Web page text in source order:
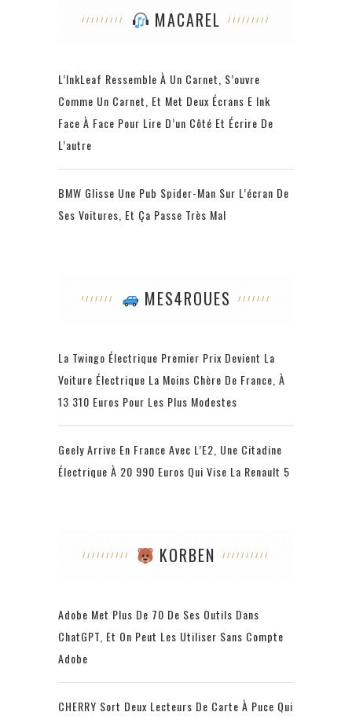
MACAREL
L’InkLeaf Ressemble À Un Carnet, S’ouvre
Comme Un Carnet, Et Met Deux Écrans E Ink
Face À Face Pour Lire D’un Côté Et Écrire De
L’autre
BMW Glisse Une Pub Spider-Man Sur L’écran De
Ses Voitures, Et Ça Passe Très Mal
MES4ROUES
La Twingo Électrique Premier Prix Devient La
Voiture Électrique La Moins Chère De France, À
13 310 Euros Pour Les Plus Modestes
Geely Arrive En France Avec L’E2, Une Citadine
Électrique À 20 990 Euros Qui Vise La Renault 5
KORBEN
Adobe Met Plus De 70 De Ses Outils Dans
ChatGPT, Et On Peut Les Utiliser Sans Compte
Adobe
CHERRY Sort Deux Lecteurs De Carte À Puce Qui